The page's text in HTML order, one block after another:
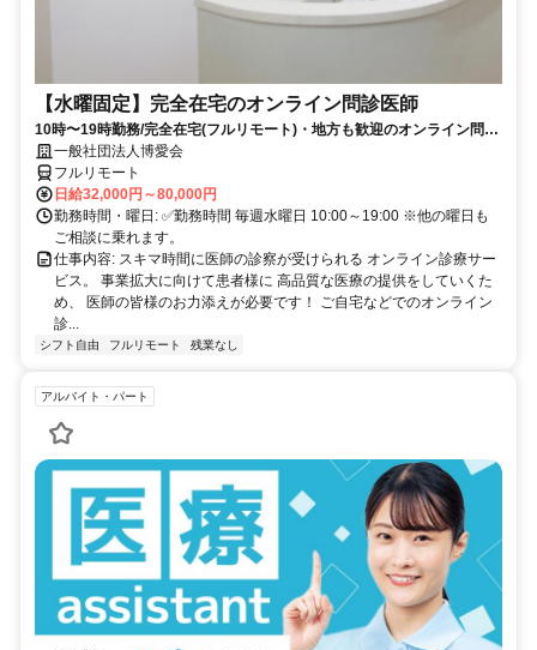
【水曜固定】完全在宅のオンライン問診医師
10時〜19時勤務/完全在宅(フルリモート)・地方も歓迎のオンライン問診
業務一般社団法人博愛会
フルリモート
日給32,000円～80,000円
勤務時間・曜日: ✅勤務時間 毎週水曜日 10:00～19:00 ※他の曜日も
ご相談に乗れます。
仕事内容: スキマ時間に医師の診察が受けられる オンライン診療サー
ビス。 事業拡大に向けて患者様に 高品質な医療の提供をしていくた
め、 医師の皆様のお力添えが必要です！ ご自宅などでのオンライン
診...
シフト自由 フルリモート 残業なし
アルバイト・パート